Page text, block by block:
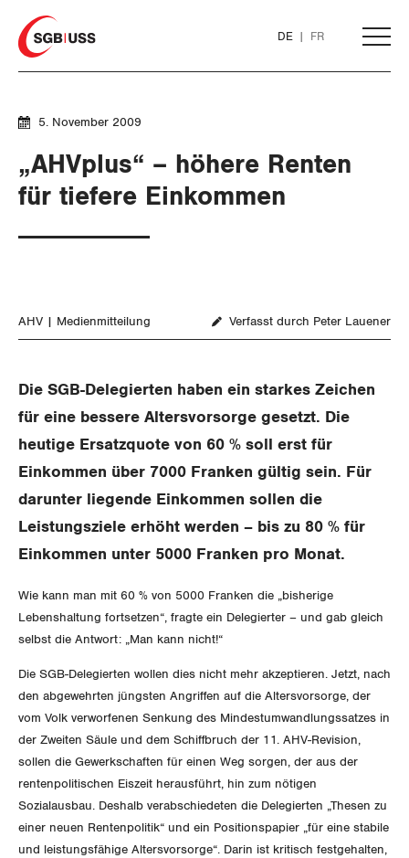
Home
DE FR
THEMEN
Flankierende Massnahmen und
Arbeitsrechte
Arbeitssicherheit und Gesundheitsschutz
Finanzen und Steuerpolitik
Aussenwirtschaft
SOZIALPOLITIK
Berufliche Vorsorge
Überbrückungsleistung
Ergänzungsleistungen
Invalidenversicherung
Gesundheit
SERVICE PUBLIC
Verkehr
GLEICHSTELLUNG
5. November 2009
„AHVplus“ – höhere Renten
für tiefere Einkommen
AHV Medienmitteilung Verfasst durch Peter Lauener
Die SGB-Delegierten haben ein starkes Zeichen
für eine bessere Altersvorsorge gesetzt. Die
heutige Ersatzquote von 60 % soll erst für
Einkommen über 7000 Franken gültig sein. Für
darunter liegende Einkommen sollen die
Leistungsziele erhöht werden – bis zu 80 % für
Einkommen unter 5000 Franken pro Monat.
Wie kann man mit 60 % von 5000 Franken die „bisherige
Lebenshaltung fortsetzen“, fragte ein Delegierter – und gab gleich
selbst die Antwort: „Man kann nicht!“
Die SGB-Delegierten wollen dies nicht mehr akzeptieren. Jetzt, nach
den abgewehrten jüngsten Angriffen auf die Altersvorsorge, der
vom Volk verworfenen Senkung des Mindestumwandlungssatzes in
der Zweiten Säule und dem Schiffbruch der 11. AHV-Revision,
sollen die Gewerkschaften für einen Weg sorgen, der aus der
rentenpolitischen Eiszeit herausführt, hin zum nötigen
Sozialausbau. Deshalb verabschiedeten die Delegierten „Thesen zu
einer neuen Rentenpolitik“ und ein Positionspapier „für eine stabile
und leistungsfähige Altersvorsorge“. Darin ist kritisch festgehalten,